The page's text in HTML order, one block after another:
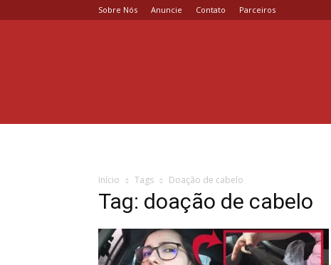
Sobre Nós Anuncie Contato Parceiros
Início Tags Doação de cabelo
Tag: doação de cabelo